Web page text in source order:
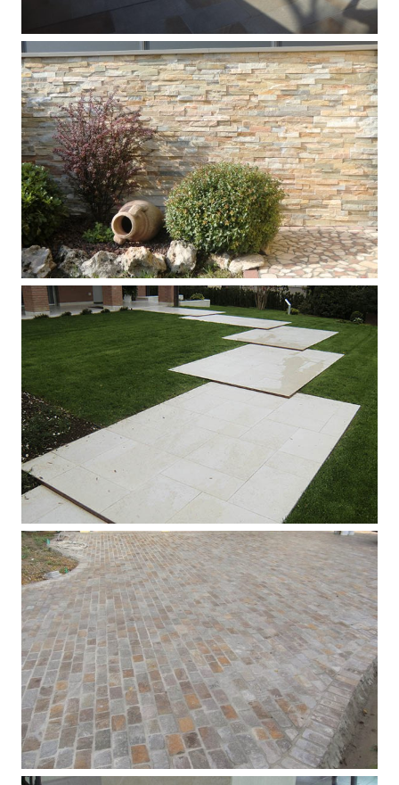
Pavimento eterno in Quarzite Gaia
Dark Mix fiammata
Rivestimento esterno in quarzite Giza
Yellow
Pavimento esterno in marmo Crema
Nova